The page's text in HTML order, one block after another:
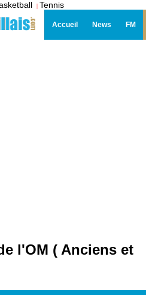
| Tennis
Accueil News FM
l'OM ( Anciens et